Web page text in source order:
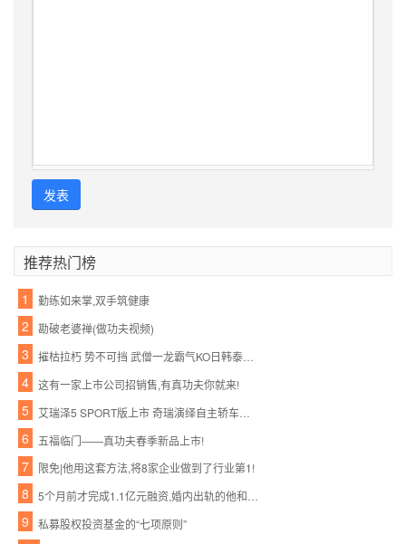
发表
推荐热门榜
1 勤练如来掌,双手筑健康
2 勘破老婆禅(做功夫视频)
3
4 这有一家上市公司招销售,有真功夫你就来!
5
6 五福临门——真功夫春季新品上市!
7 限免|他用这套方法,将8家企业做到了行业第1!
8
9 私募股权投资基金的“七项原则”